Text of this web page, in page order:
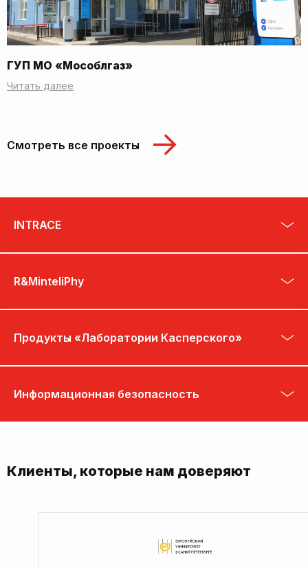
ГУП МО «Мособлгаз»
Читать далее
Смотреть все проекты
INTRACE
R&MinteliPhy
Продукты «Лаборатории Касперского»
Информационная безопасность
Клиенты, которые нам доверяют